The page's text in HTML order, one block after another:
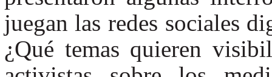
juegan las redes sociales
¿Qué temas quieren